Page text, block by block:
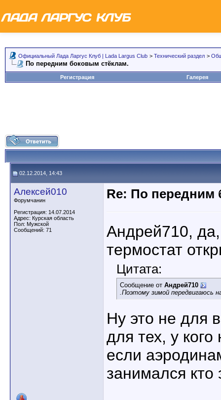
Официальный Лада Ларгус Клуб | Lada Largus Club > Технический раздел >
По передним боковым стёклам.
Регистрация Галерея
02.12.2014, 14:43
Алексей010
Форумчанин
Регистрация: 14.07.2014
Адрес: Курская область
Пол: Мужской
Сообщений: 71
Re: По передним
Андрей710,
термостат
Цитата:
Сообщение от Андрей710
.Поэтому зимой передвигаюсь
Ну это не для
для тех, у
если
занимался